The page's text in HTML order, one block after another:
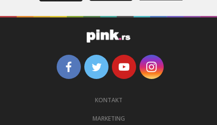
KONTAKT
MARKETING